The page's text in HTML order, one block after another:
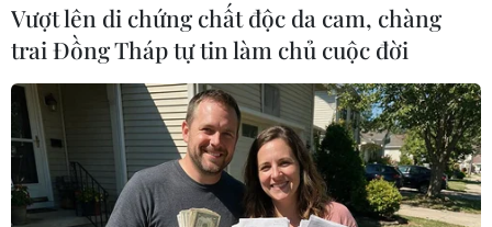
Hàng nghìn người xuống đường biểu tình
phản đối ông Donald Trump
Vượt lên di chứng chất độc da cam, chàng
trai Đồng Tháp tự tin làm chủ cuộc đời